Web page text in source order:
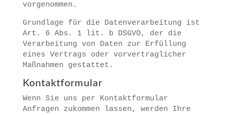
vorgenommen.
Grundlage für die Datenverarbeitung ist
Art. 6 Abs. 1 lit. b DSGVO, der die
Verarbeitung von Daten zur Erfüllung
eines Vertrags oder vorvertraglicher
Maßnahmen gestattet.
Kontaktformular
Wenn Sie uns per Kontaktformular
Anfragen zukommen lassen, werden Ihre